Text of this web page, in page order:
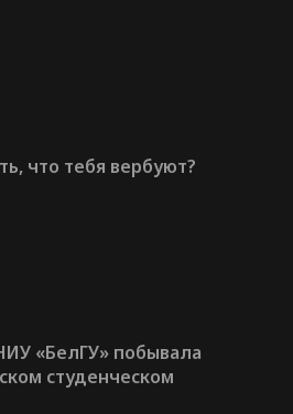
что тебя вербуют?
«БелГУ» побывала
студенческом